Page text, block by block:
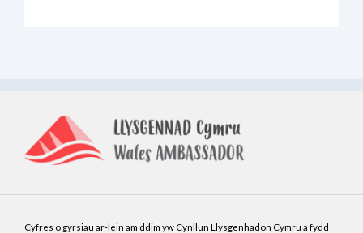
Cyfres o gyrsiau ar-lein am ddim yw Cynllun Llysgenhadon Cymru a fydd